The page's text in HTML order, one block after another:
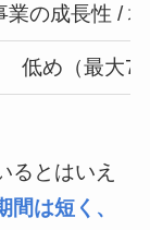
業の成長性 /
低め（最大
るとはいえ
間は短く、